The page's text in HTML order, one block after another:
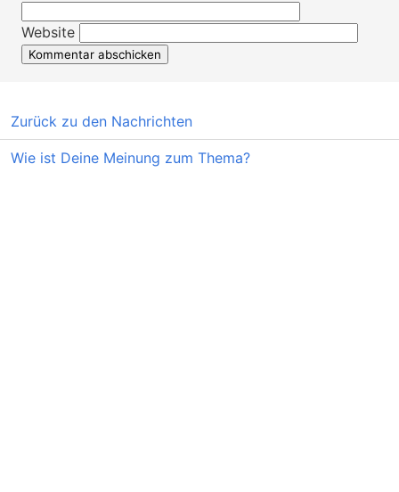
Website
Zurück zu den Nachrichten
Wie ist Deine Meinung zum Thema?